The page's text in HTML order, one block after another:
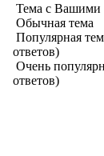
Тема с Вашими
Обычная тема
Популярная
ответов)
Очень
ответов)